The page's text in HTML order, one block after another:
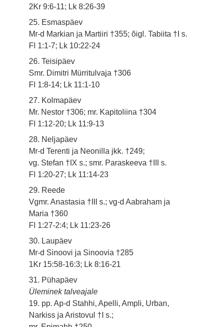
2Kr 9:6-11; Lk 8:26-39
25. Esmaspäev
Mr-d Markian ja Martiiri †355; õigl. Tabiita †I s.
Fl 1:1-7; Lk 10:22-24
26. Teisipäev
Smr. Dimitri Mürritulvaja †306
Fl 1:8-14; Lk 11:1-10
27. Kolmapäev
Mr. Nestor †306; mr. Kapitoliina †304
Fl 1:12-20; Lk 11:9-13
28. Neljapäev
Mr-d Terenti ja Neonilla jkk. †249;
vg. Stefan †IX s.; smr. Paraskeeva †III s.
Fl 1:20-27; Lk 11:14-23
29. Reede
Vgmr. Anastasia †III s.; vg-d Aabraham ja
Maria †360
Fl 1:27-2:4; Lk 11:23-26
30. Laupäev
Mr-d Sinoovi ja Sinoovia †285
1Kr 15:58-16:3; Lk 8:16-21
31. Pühapäev
Üleminek talveajale
19. pp. Ap-d Stahhi, Apelli, Ampli, Urban,
Narkiss ja Aristovul †I s.;